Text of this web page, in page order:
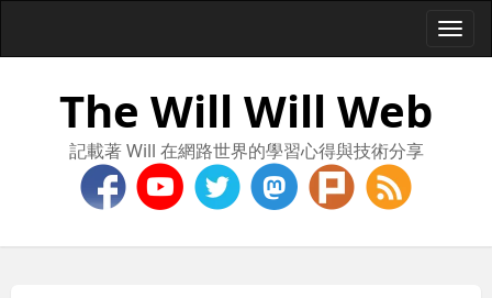
The Will Will Web
記載著 Will 在網路世界的學習心得與技術分享